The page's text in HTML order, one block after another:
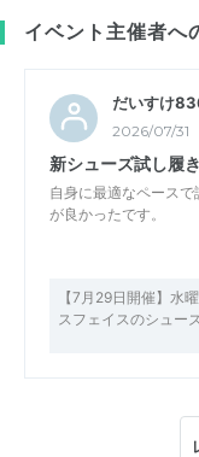
イベント主催者へ
だいすけ
2026/07/31
新シューズ試し履き
自身に最適なペース
が良かったです。
【7月29日開催】水
スフェイスのシュー